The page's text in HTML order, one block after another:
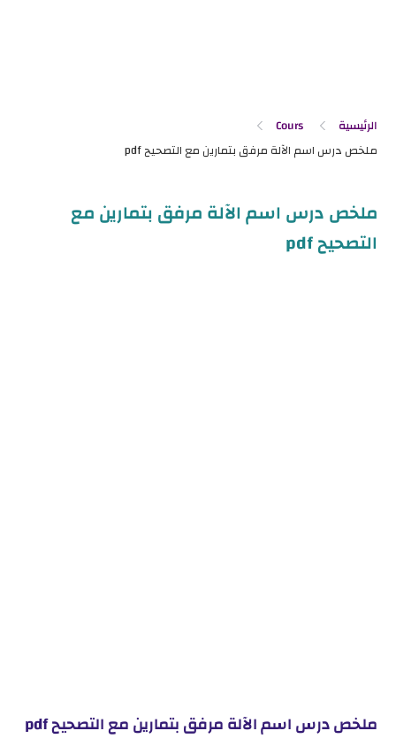
الرئيسية Cours
ملخص درس اسم الآلة مرفق بتمارين مع
التصحيح pdf
ملخص درس اسم الآلة مرفق بتمارين مع التصحيح pdf